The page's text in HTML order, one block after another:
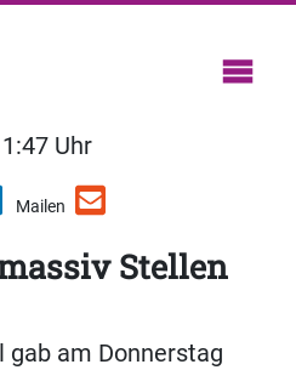
Uhr
Mailen
Stellen
gab am Donnerstag